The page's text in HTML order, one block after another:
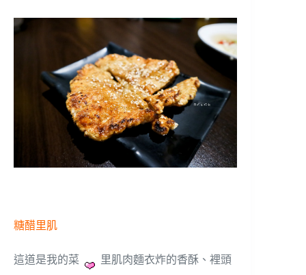
糖醋里肌
這道是我的菜
里肌肉麵衣炸的香酥、裡頭